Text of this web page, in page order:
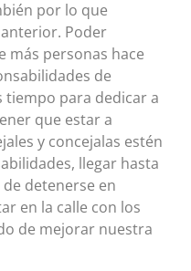
por lo que
Poder
más personas hace
de
para dedicar a
que estar a
y concejalas estén
llegar hasta
detenerse en
en la calle con los
de mejorar nuestra